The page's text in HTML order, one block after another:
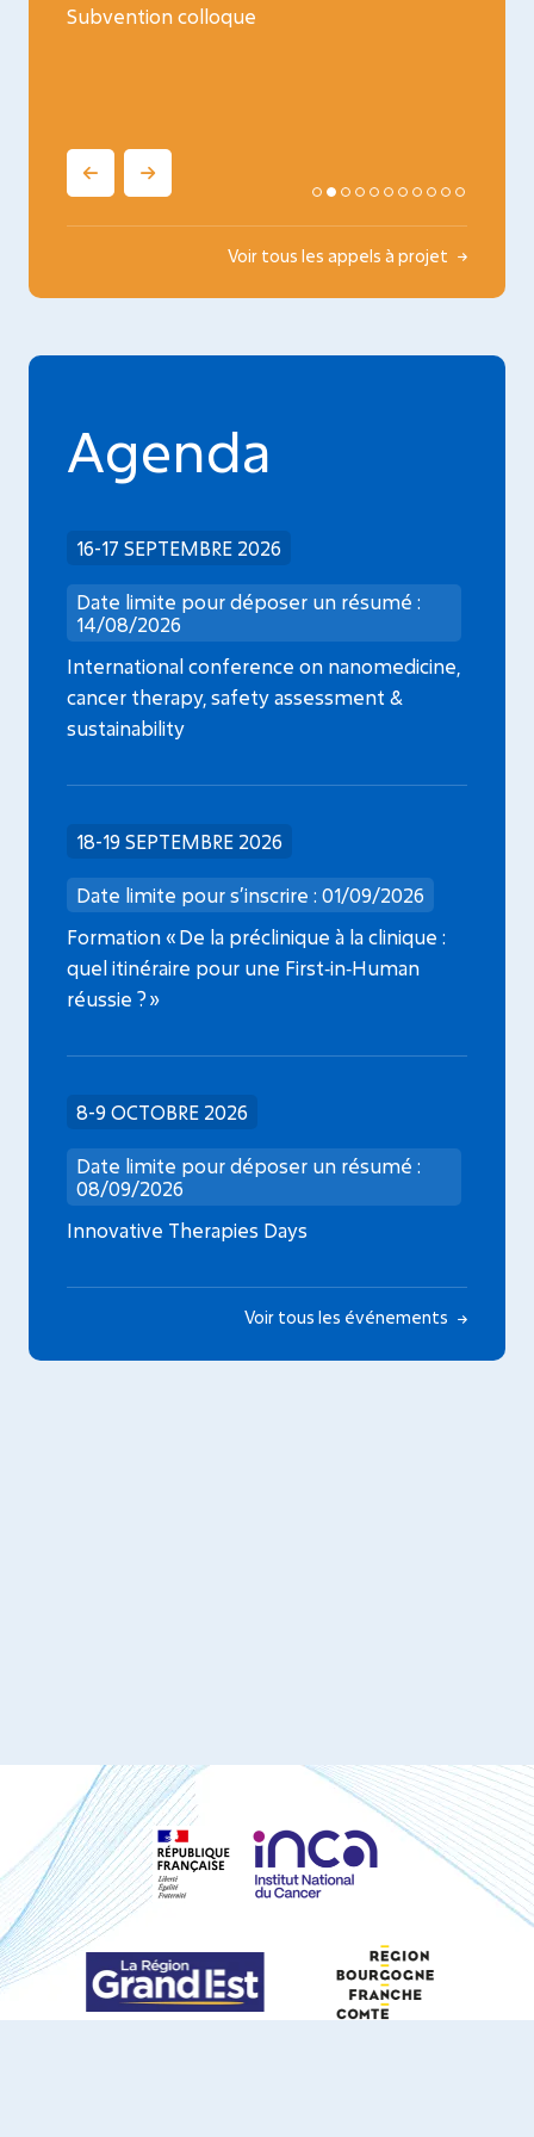
Subvention colloque
Voir tous les appels à projet
Agenda
16-17 SEPTEMBRE 2026
Date limite pour déposer un résumé :
14/08/2026
International conference on nanomedicine,
cancer therapy, safety assessment &
sustainability
18-19 SEPTEMBRE 2026
Date limite pour s’inscrire : 01/09/2026
Formation « De la préclinique à la clinique :
quel itinéraire pour une First‑in‑Human
réussie ? »
8-9 OCTOBRE 2026
Date limite pour déposer un résumé :
08/09/2026
Innovative Therapies Days
Voir tous les événements